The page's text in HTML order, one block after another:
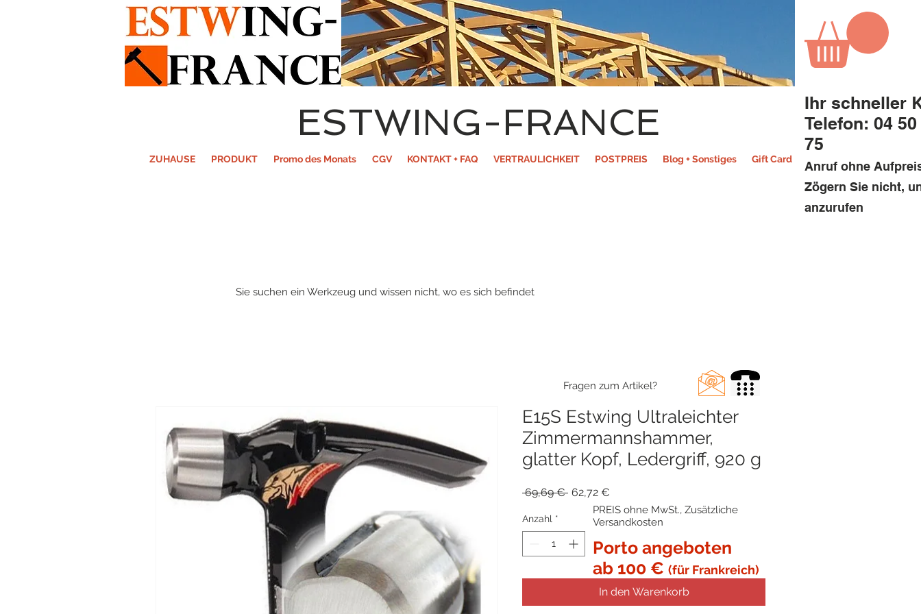
ESTWING-FRANCE
ZUHAUSE PRODUKT Promo des Monats CGV KONTAKT + FAQ VERTRAULICHKEIT POSTPREIS Blog + Sonstiges Gift Card
Ihr schneller
Telefon: 04 50
75
Anruf ohne
Zögern Sie nicht,
anzurufen
Sie suchen ein Werkzeug und wissen nicht, wo es sich befindet
E15S Estwing Ultraleichter
Zimmermannshammer,
glatter Kopf, Ledergriff, 920 g
69,69 € Standardpreis
62,72 €
Preis
Anzahl *
In den Warenkorb
Porto angeboten
ab 100 € (für Frankreich)
PREIS ohne MwSt., Zusätzliche
Versandkosten
Fragen zum Artikel?